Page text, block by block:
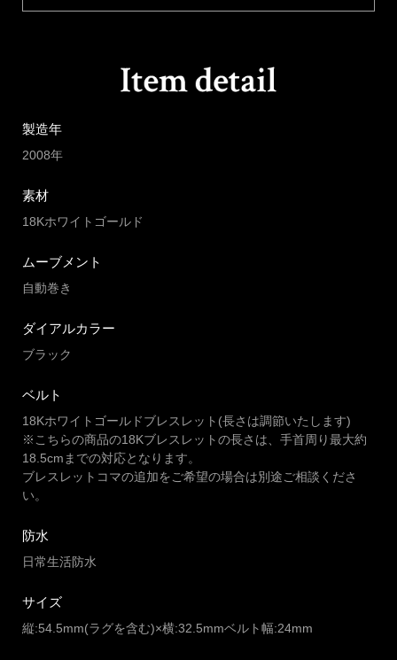
製造年
2008年
素材
18Kホワイトゴールド
ムーブメント
自動巻き
ダイアルカラー
ブラック
ベルト
18Kホワイトゴールドブレスレット(長さは調節いたします)
※こちらの商品の18Kブレスレットの長さは、手首周り最大約
18.5cmまでの対応となります。
ブレスレットコマの追加をご希望の場合は別途ご相談くださ
い。
防水
日常生活防水
サイズ
縦:54.5mm(ラグを含む)×横:32.5mmベルト幅:24mm